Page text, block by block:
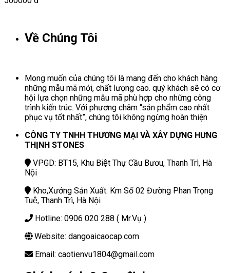
Về Chúng Tôi
Mong muốn của chúng tôi là mang đến cho khách hàng
những mẫu mã mới, chất lượng cao. quý khách sẽ có cơ
hội lựa chọn những mẫu mã phù hợp cho những công
trình kiến trúc. Với phương châm “sản phẩm cao nhất
phục vụ tốt nhất”, chúng tôi không ngừng hoàn thiện
CÔNG TY TNHH THƯƠNG MẠI VÀ XÂY DỰNG HƯNG
THỊNH STONES
VPGD: BT15, Khu Biệt Thự Cầu Bươu, Thanh Trì, Hà
Nội
Kho,Xưởng Sản Xuất: Km Số 02 Đường Phan Trọng
Tuệ, Thanh Trì, Hà Nội
Hotline: 0906 020 288 ( Mr.Vụ )
Website: dangoaicaocap.com
Email: caotienvu1804@gmail.com